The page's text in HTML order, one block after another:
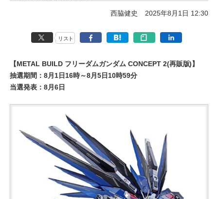
西脇健史 2025年8月1日 12:30
リスト
【METAL BUILD フリーダムガンダム CONCEPT 2(再販版)】
抽選期間：8月1日16時～8月5日10時59分
当選発表：8月6日